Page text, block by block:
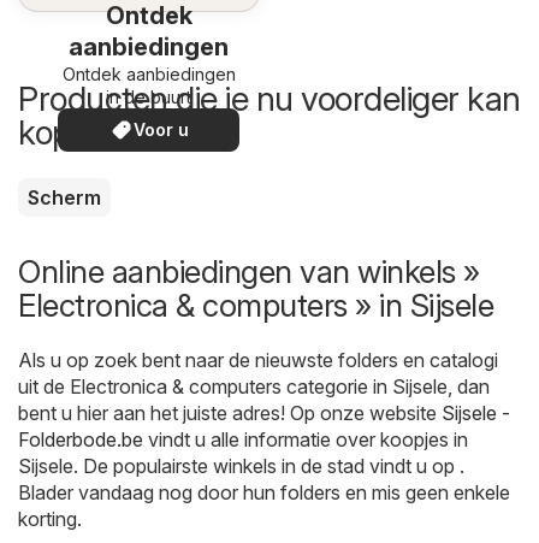
Ontdek
aanbiedingen
Ontdek aanbiedingen
in de buurt
Voor u
Producten die je nu voordeliger kan
kopen
Scherm
Online aanbiedingen van winkels »
Electronica & computers » in Sijsele
Als u op zoek bent naar de nieuwste folders en catalogi
uit de Electronica & computers categorie in Sijsele, dan
bent u hier aan het juiste adres! Op onze website Sijsele -
Folderbode.be vindt u alle informatie over koopjes in
Sijsele. De populairste winkels in de stad vindt u op .
Blader vandaag nog door hun folders en mis geen enkele
korting.